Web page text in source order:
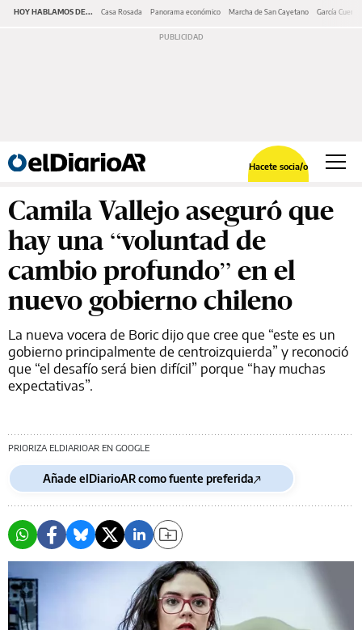
HOY HABLAMOS DE... Casa Rosada Panorama económico Marcha de San Cayetano García Cuerva
Hacete socia/o
Camila Vallejo aseguró que
hay una “voluntad de
cambio profundo” en el
nuevo gobierno chileno
La nueva vocera de Boric dijo que cree que “este es un
gobierno principalmente de centroizquierda” y reconoció
que “el desafío será bien difícil” porque “hay muchas
expectativas”.
PRIORIZA ELDIARIOAR EN GOOGLE
Añade elDiarioAR como fuente preferida